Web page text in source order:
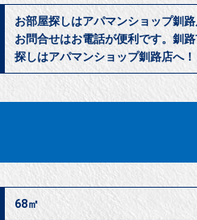
お部屋探しはアパマンショップ釧
お問合せはお電話が便利です。釧
探しはアパマンショップ釧路店へ！
68㎡